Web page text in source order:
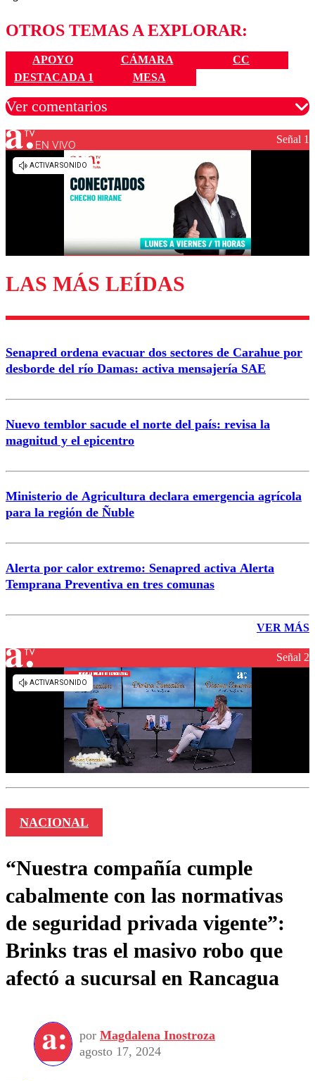
OTROS TEMAS A EXPLORAR:
APOYO CÁMARA
CC
DESTACADA 1
MESA
Ver comentarios
Los comentarios son moderados para garantizar un
diálogo respetuoso.
Enviar comentario
EN VIVO Señal 1
LAS MÁS LEÍDAS
Senapred ordena evacuar dos sectores de Carahue por
desborde del río Damas: activa mensajería SAE
Nuevo temblor sacude el norte del país: revisa la
magnitud y el epicentro
Ministerio de Agricultura declara emergencia agrícola
para la región de Ñuble
Alerta por calor extremo: Senapred activa Alerta
Temprana Preventiva en tres comunas
VER MÁS
Señal 2
NACIONAL
“Nuestra compañía cumple
cabalmente con las normativas
de seguridad privada vigente”:
Brinks tras el masivo robo que
afectó a sucursal en Rancagua
por Magdalena Inostroza
agosto 17, 2024